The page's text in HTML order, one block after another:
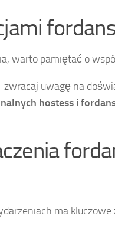
warto pamiętać o
zwracaj uwagę na
hostess i
ma kluczowe